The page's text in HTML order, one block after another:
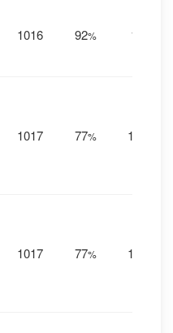
1016 92% 17
1017 77% 19
1017 77% 19